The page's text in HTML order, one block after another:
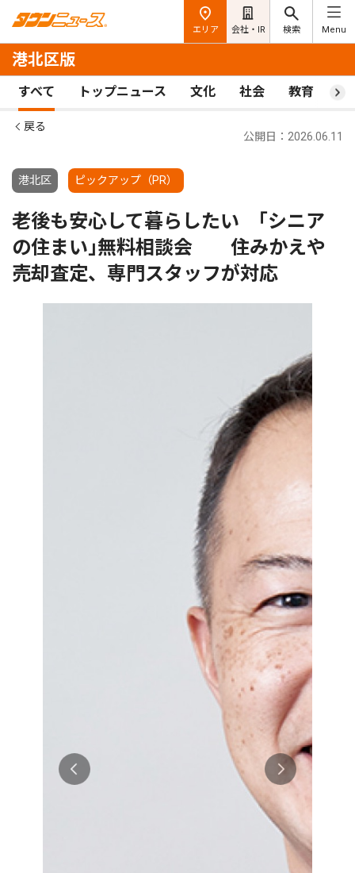
エリア 会社・IR 検索 Menu
港北区版
すべて トップニュース 文化 社会 教育 ス
戻る
港北区 ピックアップ（PR）
公開日：2026.06.11
老後も安心して暮らしたい ｢シニア
の住まい｣無料相談会 住みかえや
売却査定、専門スタッフが対応